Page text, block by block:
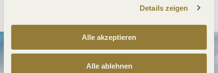
Details zeigen
Alle akzeptieren
Alle ablehnen